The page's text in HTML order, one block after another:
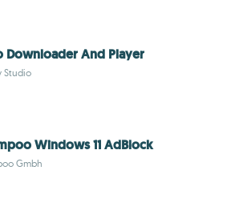
Downloader And Player
Studio
Windows 11 AdBlock
Gmbh